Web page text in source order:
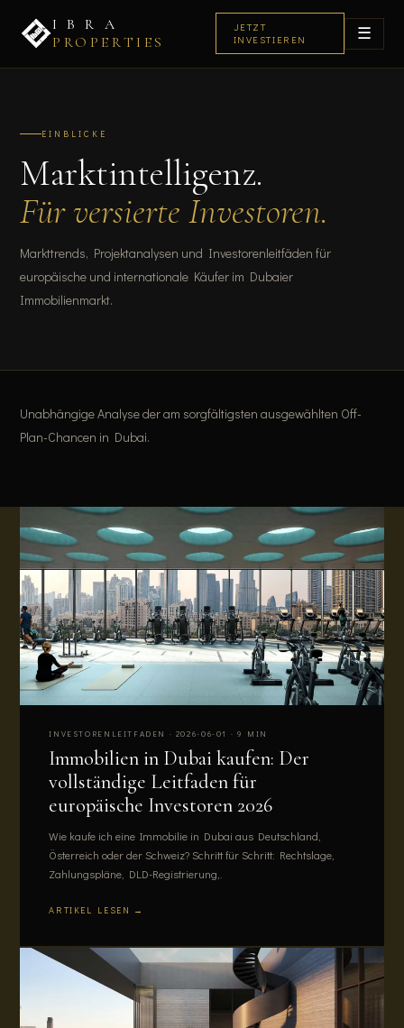
I B R A
PROPERTIES
JETZT
INVESTIEREN
☰
EINBLICKE
Marktintelligenz.
Für versierte Investoren.
Markttrends, Projektanalysen und Investorenleitfäden für
europäische und internationale Käufer im Dubaier
Immobilienmarkt.
Unabhängige Analyse der am sorgfältigsten ausgewählten Off-
Plan-Chancen in Dubai.
INVESTORENLEITFADEN · 2026-06-01 · 9 MIN
Immobilien in Dubai kaufen: Der
vollständige Leitfaden für
europäische Investoren 2026
Wie kaufe ich eine Immobilie in Dubai aus Deutschland,
Österreich oder der Schweiz? Schritt für Schritt: Rechtslage,
Zahlungspläne, DLD-Registrierung,.
ARTIKEL LESEN →